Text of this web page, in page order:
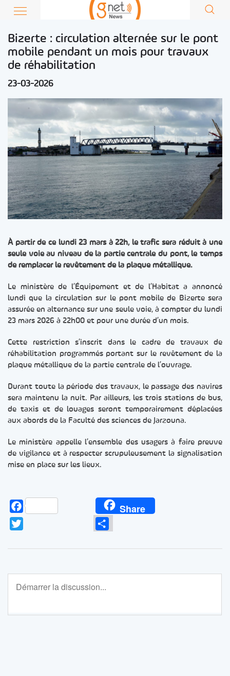
Bizerte : circulation alternée sur le pont
mobile pendant un mois pour travaux
de réhabilitation
23-03-2026
À partir de ce lundi 23 mars à 22h, le trafic sera réduit à une
seule voie au niveau de la partie centrale du pont, le temps
de remplacer le revêtement de la plaque métallique.
Le ministère de l’Équipement et de l’Habitat a annoncé
lundi que la circulation sur le pont mobile de Bizerte sera
assurée en alternance sur une seule voie, à compter du lundi
23 mars 2026 à 22h00 et pour une durée d’un mois.
Cette restriction s’inscrit dans le cadre de travaux de
réhabilitation programmés portant sur le revêtement de la
plaque métallique de la partie centrale de l’ouvrage.
Durant toute la période des travaux, le passage des navires
sera maintenu la nuit. Par ailleurs, les trois stations de bus,
de taxis et de louages seront temporairement déplacées
aux abords de la Faculté des sciences de Jarzouna.
Le ministère appelle l’ensemble des usagers à faire preuve
de vigilance et à respecter scrupuleusement la signalisation
mise en place sur les lieux.
Facebook Share